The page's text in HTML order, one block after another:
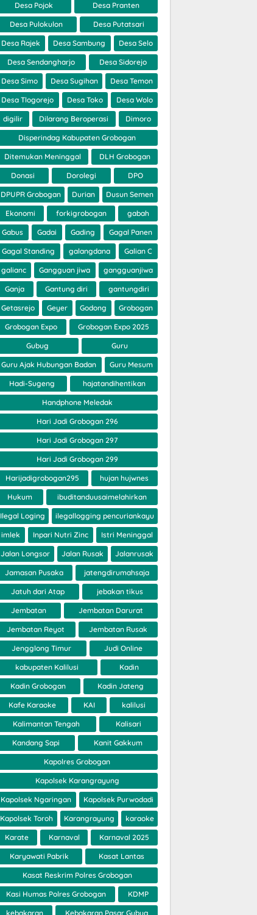
Desa Pojok Desa Pranten
Desa Pulokulon Desa Putatsari
Desa Rajek Desa Sambung Desa Selo
Desa Sendangharjo Desa Sidorejo
Desa Simo Desa Sugihan Desa Temon
Desa Tlogorejo Desa Toko Desa Wolo
digilir Dilarang Beroperasi Dimoro
Disperindag Kabupaten Grobogan
Ditemukan Meninggal DLH Grobogan
Donasi Dorolegi DPO
DPUPR Grobogan Durian Dusun Semen
Ekonomi forkigrobogan gabah
Gabus Gadai Gading Gagal Panen
Gagal Standing galangdana Galian C
galianc Gangguan jiwa gangguanjiwa
Ganja Gantung diri gantungdiri
Getasrejo Geyer Godong Grobogan
Grobogan Expo Grobogan Expo 2025
Gubug Guru
Guru Ajak Hubungan Badan Guru Mesum
Hadi-Sugeng hajatandihentikan
Handphone Meledak
Hari Jadi Grobogan 296
Hari Jadi Grobogan 297
Hari Jadi Grobogan 299
Harijadigrobogan295 hujan hujwnes
Hukum ibuditanduusaimelahirkan
Ilegal Loging ilegallogging pencuriankayu
imlek Inpari Nutri Zinc Istri Meninggal
Jalan Longsor Jalan Rusak Jalanrusak
Jamasan Pusaka jatengdirumahsaja
Jatuh dari Atap jebakan tikus
Jembatan Jembatan Darurat
Jembatan Reyot Jembatan Rusak
Jengglong Timur Judi Online
kabupaten Kalilusi Kadin
Kadin Grobogan Kadin Jateng
Kafe Karaoke KAI kalilusi
Kalimantan Tengah Kalisari
Kandang Sapi Kanit Gakkum
Kapolres Grobogan
Kapolsek Karangrayung
Kapolsek Ngaringan Kapolsek Purwodadi
Kapolsek Toroh Karangrayung karaoke
Karate Karnaval Karnaval 2025
Karyawati Pabrik Kasat Lantas
Kasat Reskrim Polres Grobogan
Kasi Humas Polres Grobogan KDMP
kebakaran Kebakaran Pasar Gubug